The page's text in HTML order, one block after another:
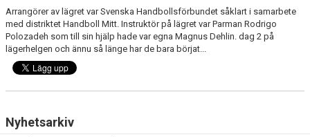
Arrangörer av lägret var Svenska Handbollsförbundet såklart i samarbete
med distriktet Handboll Mitt. Instruktör på lägret var Parman Rodrigo
Polozadeh som till sin hjälp hade var egna Magnus Dehlin. dag 2 på
lägerhelgen och ännu så länge har de bara börjat...
Nyhetsarkiv